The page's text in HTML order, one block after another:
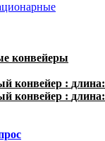
конвейеры
конвейер : длина:
конвейер : длина: